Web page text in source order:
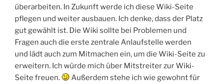
überarbeiten. In Zukunft werde ich diese Wiki-Seite
pflegen und weiter ausbauen. Ich denke, dass der Platz
gut gewählt ist. Die Wiki sollte bei Problemen und
Fragen auch die erste zentrale Anlaufstelle werden
und lädt auch zum Mitmachen ein, um die Wiki-Seite zu
erweitern. Ich würde mich über Mitstreiter zur Wiki-
Seite freuen.
Außerdem stehe ich wie gewohnt für